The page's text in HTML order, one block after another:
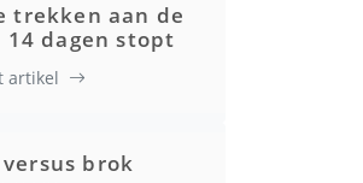
trekken aan de
dagen stopt
artikel
versus brok